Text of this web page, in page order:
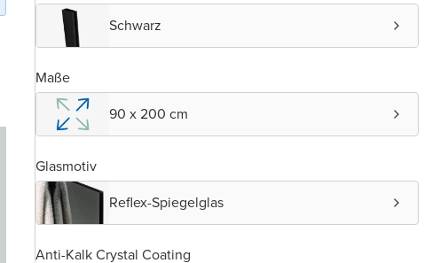
Schwarz
Maße
90 x 200 cm
Glasmotiv
Reflex-Spiegelglas
Anti-Kalk Crystal Coating